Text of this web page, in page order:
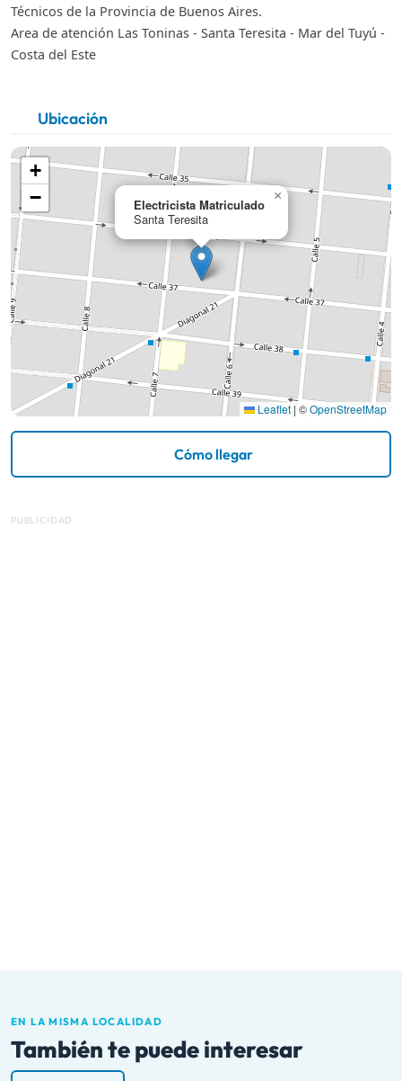
Técnicos de la Provincia de Buenos Aires.
Area de atención Las Toninas - Santa Teresita - Mar del Tuyú -
Costa del Este
Ubicación
Electricista Matriculado
Santa Teresita
×
+
−
Leaflet | ©OpenStreetMap
Cómo llegar
PUBLICIDAD
EN LA MISMA LOCALIDAD
También te puede interesar